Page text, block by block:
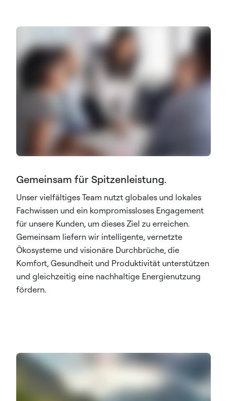
Gemeinsam für Spitzenleistung.
Unser vielfältiges Team nutzt globales und lokales
Fachwissen und ein kompromissloses Engagement
für unsere Kunden, um dieses Ziel zu erreichen.
Gemeinsam liefern wir intelligente, vernetzte
Ökosysteme und visionäre Durchbrüche, die
Komfort, Gesundheit und Produktivität unterstützen
und gleichzeitig eine nachhaltige Energienutzung
fördern.